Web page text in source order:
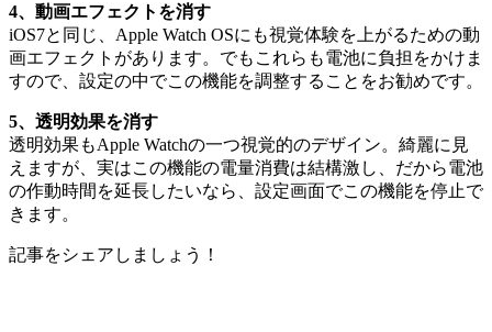
4、動画エフェクトを消す
iOS7と同じ、Apple Watch OSにも視覚体験を上がるための動
画エフェクトがあります。でもこれらも電池に負担をかけま
すので、設定の中でこの機能を調整することをお勧めです。
5、透明効果を消す
透明効果もApple Watchの一つ視覚的のデザイン。綺麗に見
えますが、実はこの機能の電量消費は結構激し、だから電池
の作動時間を延長したいなら、設定画面でこの機能を停止で
きます。
記事をシェアしましょう！